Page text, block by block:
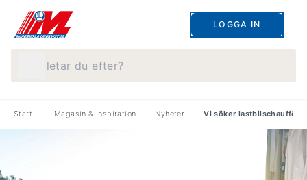
LOGGA IN
Start Magasin & Inspiration Nyheter Vi söker